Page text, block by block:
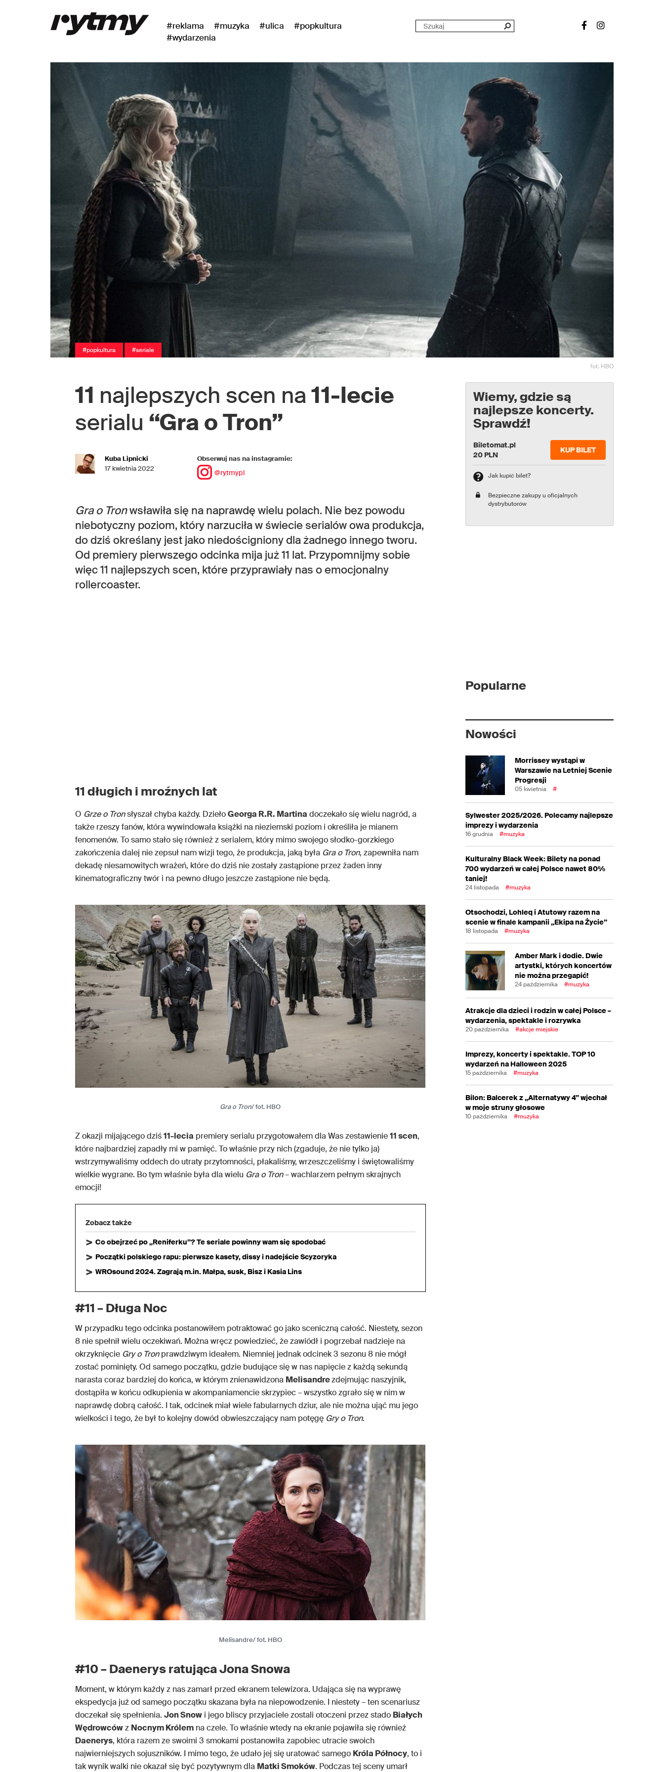
#reklama #muzyka #ulica
#popkultura
#wydarzenia
#popkultura #seriale
fot. HBO
11 najlepszych scen na11-lecie
serialu “Gra o Tron”
Kuba Lipnicki
17 kwietnia 2022
Obserwuj nas na instagramie:
@rytmypl
Gra o Tronwsławiła się na naprawdę wielu polach. Nie bez powodu
niebotyczny poziom, który narzuciła w świecie serialów owa produkcja,
do dziś określany jest jako niedościgniony dla żadnego innego tworu.
Od premiery pierwszego odcinka mija już 11 lat. Przypomnijmy sobie
więc 11 najlepszych scen, które przyprawiały nas o emocjonalny
rollercoaster.
11 długich i mroźnych lat
O Grze o Tronsłyszał chyba każdy. DziełoGeorga R.R. Martina doczekało się wielu nagród, a
także rzeszy fanów, która wywindowała książki na nieziemski poziom i określiła je mianem
fenomenów. To samo stało się również z serialem, który mimo swojego słodko-gorzkiego
zakończenia dalej nie zepsuł nam wizji tego, że produkcja, jaką była Gra o Tron, zapewniła nam
dekadę niesamowitych wrażeń, które do dziś nie zostały zastąpione przez żaden inny
kinematograficzny twór i na pewno długo jeszcze zastąpione nie będą.
Gra o Tron/ fot. HBO
Z okazji mijającego dziś11-lecia premiery serialu przygotowałem dla Was zestawienie11 scen,
które najbardziej zapadły mi w pamięć. To właśnie przy nich (zgaduje, że nie tylko ja)
wstrzymywaliśmy oddech do utraty przytomności, płakaliśmy, wrzeszczeliśmy i świętowaliśmy
wielkie wygrane. Bo tym właśnie była dla wielu Gra o Tron– wachlarzem pełnym skrajnych
emocji!
Zobacz także
Co obejrzeć po „Reniferku”? Te seriale powinny wam się spodobać
Początki polskiego rapu: pierwsze kasety, dissy i nadejście Scyzoryka
WROsound 2024. Zagrają m.in. Małpa, susk, Bisz i Kasia Lins
#11 – Długa Noc
W przypadku tego odcinka postanowiłem potraktować go jako sceniczną całość. Niestety, sezon
8 nie spełnił wielu oczekiwań. Można wręcz powiedzieć, że zawiódł i pogrzebał nadzieje na
okrzyknięcie Gry o Tronprawdziwym ideałem. Niemniej jednak odcinek 3 sezonu 8 nie mógł
zostać pominięty. Od samego początku, gdzie budujące się w nas napięcie z każdą sekundą
narasta coraz bardziej do końca, w którym znienawidzona Melisandrezdejmując naszyjnik,
dostąpiła w końcu odkupienia w akompaniamencie skrzypiec – wszystko zgrało się w nim w
naprawdę dobrą całość. I tak, odcinek miał wiele fabularnych dziur, ale nie można ująć mu jego
wielkości i tego, że był to kolejny dowód obwieszczający nam potęgę Gry o Tron.
Melisandre/ fot. HBO
#10 – Daenerys ratująca Jona Snowa
Moment, w którym każdy z nas zamarł przed ekranem telewizora. Udająca się na wyprawę
ekspedycja już od samego początku skazana była na niepowodzenie. I niestety – ten scenariusz
doczekał się spełnienia. Jon Snow i jego bliscy przyjaciele zostali otoczeni przez stado Białych
Wędrowcówz Nocnym Królem na czele. To właśnie wtedy na ekranie pojawiła się również
Daenerys, która razem ze swoimi 3 smokami postanowiła zapobiec utracie swoich
najwierniejszych sojuszników. I mimo tego, że udało jej się uratować samego Króla Północy, to i
tak wynik walki nie okazał się być pozytywnym dla Matki Smoków. Podczas tej sceny umarł
Wiemy, gdzie są
najlepsze koncerty.
Sprawdź!
Biletomat.pl
20 PLN
KUP BILET
Jak kupić bilet?
Bezpieczne zakupy u oficjalnych
dystrybutorów
Popularne
Nowości
Morrissey wystąpi w
Warszawie na Letniej Scenie
Progresji
05 kwietnia #
Sylwester 2025/2026. Polecamy najlepsze
imprezy i wydarzenia
16 grudnia #muzyka
Kulturalny Black Week: Bilety na ponad
700 wydarzeń w całej Polsce nawet 80%
taniej!
24 listopada #muzyka
Otsochodzi, Lohleq i Atutowy razem na
scenie w finale kampanii „Ekipa na Życie”
18 listopada #muzyka
Amber Mark i dodie. Dwie
artystki, których koncertów
nie można przegapić!
24 października #muzyka
Atrakcje dla dzieci i rodzin w całej Polsce –
wydarzenia, spektakle i rozrywka
20 października #akcje miejskie
Imprezy, koncerty i spektakle. TOP 10
wydarzeń na Halloween 2025
15 października #muzyka
Bilon: Balcerek z „Alternatywy 4” wjechał
w moje struny głosowe
10 października #muzyka